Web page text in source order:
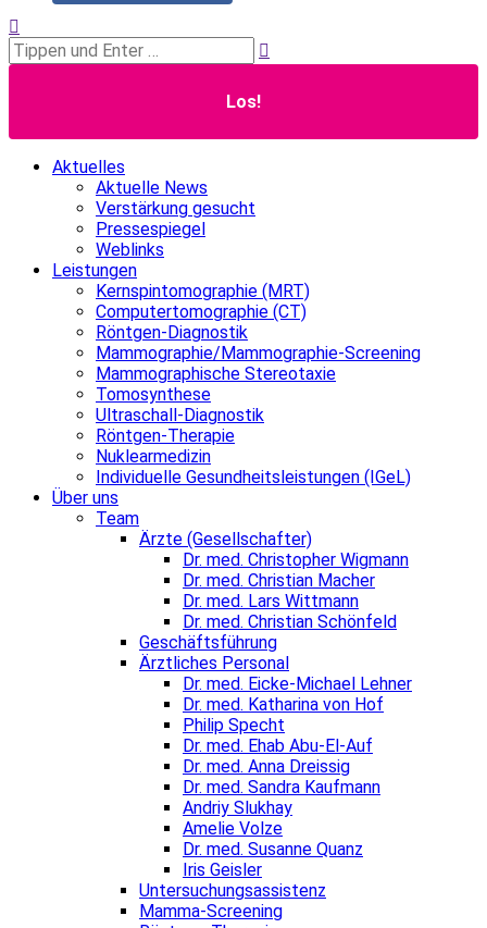
Search:
Aktuelles
Aktuelle News
Verstärkung gesucht
Pressespiegel
Weblinks
Leistungen
Kernspintomographie (MRT)
Computertomographie (CT)
Röntgen-Diagnostik
Mammographie/Mammographie-Screening
Mammographische Stereotaxie
Tomosynthese
Ultraschall-Diagnostik
Röntgen-Therapie
Nuklearmedizin
Individuelle Gesundheitsleistungen (IGeL)
Über uns
Team
Ärzte (Gesellschafter)
Dr. med. Christopher Wigmann
Dr. med. Christian Macher
Dr. med. Lars Wittmann
Dr. med. Christian Schönfeld
Geschäftsführung
Ärztliches Personal
Dr. med. Eicke-Michael Lehner
Dr. med. Katharina von Hof
Philip Specht
Dr. med. Ehab Abu-El-Auf
Dr. med. Anna Dreissig
Dr. med. Sandra Kaufmann
Andriy Slukhay
Amelie Volze
Dr. med. Susanne Quanz
Iris Geisler
Untersuchungsassistenz
Mamma-Screening